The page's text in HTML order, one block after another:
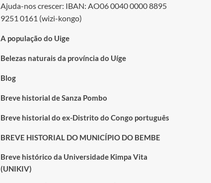
Ajuda-nos crescer: IBAN: AO06 0040 0000 8895
9251 0161 (wizi-kongo)
A população do Uige
Belezas naturais da província do Uíge
Blog
Breve historial de Sanza Pombo
Breve historial do ex-Distrito do Congo português
BREVE HISTORIAL DO MUNICÍPIO DO BEMBE
Breve histórico da Universidade Kimpa Vita
(UNIKIV)